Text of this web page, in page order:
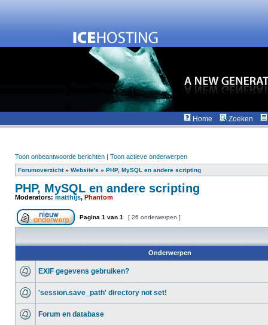
Home Zoeken
Toon onbeantwoorde berichten | Toon actieve onderwerpen
Forumoverzicht» Website's » PHP, MySQL en andere scripting
PHP, MySQL en andere scripting
Moderators: matthijs, Phantom
Pagina 1 van 1 [ 26 onderwerpen ]
Onderwerpen
EXIF gegevens gebruiken?
'session.save_path' directory not set!
Forum en database